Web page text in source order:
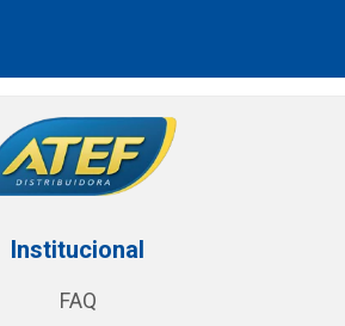
Institucional
FAQ